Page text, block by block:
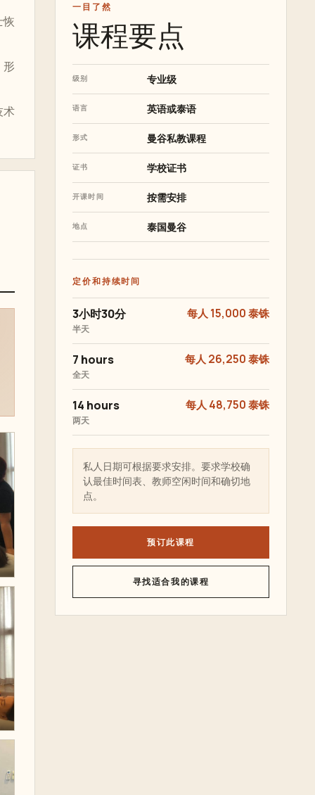
恢
形
术
一目了然
课程要点
级别 专业级
语言 英语或泰语
形式 曼谷私教课程
证书 学校证书
开课时间 按需安排
地点 泰国曼谷
定价和持续时间
3小时30分
半天
每人 15,000 泰铢
7 hours
全天
每人 26,250 泰铢
14 hours
两天
每人 48,750 泰铢
私人日期可根据要求安排。要求学校确
认最佳时间表、教师空闲时间和确切地
点。
预订此课程
寻找适合我的课程